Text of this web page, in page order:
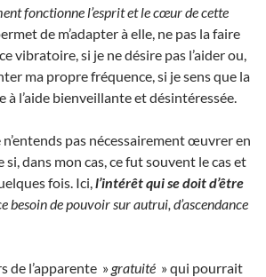
fonctionne l’esprit et le cœur de cette
de m’adapter à elle, ne pas la faire
vibratoire, si je ne désire pas l’aider ou,
ma propre fréquence, si je sens que la
l’aide bienveillante et désintéressée.
pas nécessairement œuvrer en
dans mon cas, ce fut souvent le cas et
fois. Ici, l’intérêt qui se doit d’être
besoin de pouvoir sur autrui, d’ascendance
de l’apparente » gratuité » qui pourrait